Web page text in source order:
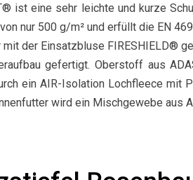
ist eine sehr leichte und kurze
nur 500 g/m² und erfüllt die EN
der Einsatzbluse FIRESHIELD®
gefertigt. Oberstoff aus
ein AIR-Isolation Lochfleece mit
wird ein Mischgewebe aus